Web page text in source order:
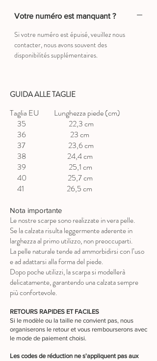
Votre numéro est manquant ?
Si votre numéro est épuisé, veuillez nous
contacter, nous avons souvent des
disponibilités supplémentaires.
GUIDA ALLE TAGLIE
Taglia EU Lunghezza piede (cm)
35 22,3 cm
36 23 cm
37 23,6 cm
38 24,4 cm
39 25,1 cm
40 25,7 cm
41 26,5 cm
Nota importante
Le nostre scarpe sono realizzate in vera pelle.
Se la calzata risulta leggermente aderente in
larghezza al primo utilizzo, non preoccuparti.
La pelle naturale tende ad ammorbidirsi con l’uso
e ad adattarsi alla forma del piede.
Dopo poche utilizzi, la scarpa si modellerà
delicatamente, garantendo una calzata sempre
più confortevole.
RETOURS RAPIDES ET FACILES
Si le modèle ou la taille ne convient pas, nous
organiserons le retour et vous rembourserons avec
le mode de paiement choisi.
Les codes de réduction ne s'appliquent pas aux